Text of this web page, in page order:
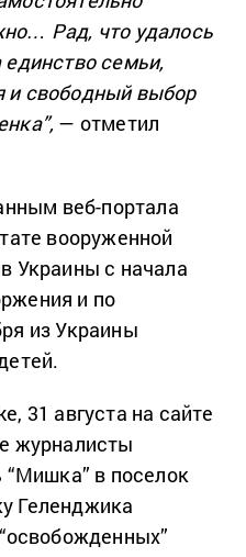
Рад, что удалось
единство семьи,
и свободный выбор
— отметил
веб-портала
вооруженной
Украины с начала
и по
из Украины
31 августа на сайте
журналисты
“Мишка” в поселок
Геленджика